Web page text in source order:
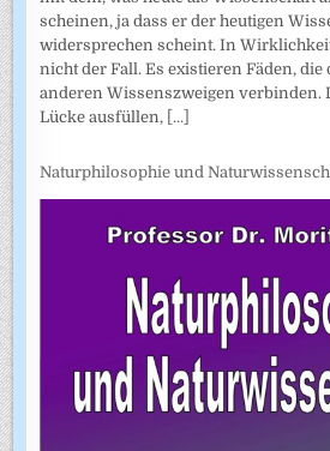
scheinen, ja dass er der heutigen
widersprechen scheint. In
nicht der Fall. Es existieren Fäden,
anderen Wissenszweigen verbinden.
Lücke ausfüllen, [...]
Naturphilosophie und